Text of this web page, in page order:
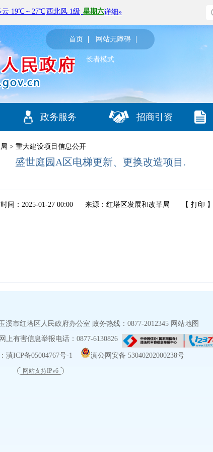
首页 网站无障碍
长者模式
政务服务 招商引资
> 重大建设项目信息公开
盛世庭园A区电梯更新、更换改造项目.
间：2025-01-27 00:00 来源：红塔区发展和改革局 【 打印 】
市红塔区人民政府办公室 政务热线：0877-2012345 网站地图
有害信息举报电话：0877-6130826
滇ICP备05004767号-1 滇公网安备 53040202000238号
网站支持IPv6